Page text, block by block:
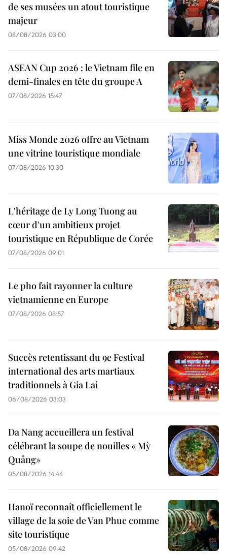
de ses musées un atout touristique
majeur
08/08/2026 03:00
ASEAN Cup 2026 : le Vietnam file en
demi-finales en tête du groupe A
07/08/2026 15:47
Miss Monde 2026 offre au Vietnam
une vitrine touristique mondiale
07/08/2026 10:30
L'héritage de Ly Long Tuong au
cœur d'un ambitieux projet
touristique en République de Corée
07/08/2026 09:01
Le pho fait rayonner la culture
vietnamienne en Europe
07/08/2026 08:57
Succès retentissant du 9e Festival
international des arts martiaux
traditionnels à Gia Lai
06/08/2026 03:03
Da Nang accueillera un festival
célébrant la soupe de nouilles « Mỳ
Quảng»
05/08/2026 14:44
Hanoï reconnaît officiellement le
village de la soie de Van Phuc comme
site touristique
05/08/2026 09:42